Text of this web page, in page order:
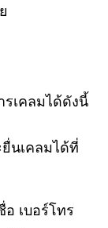
เคลมได้ดังนี้
นเคลมได้ที่
เบอร์โทร